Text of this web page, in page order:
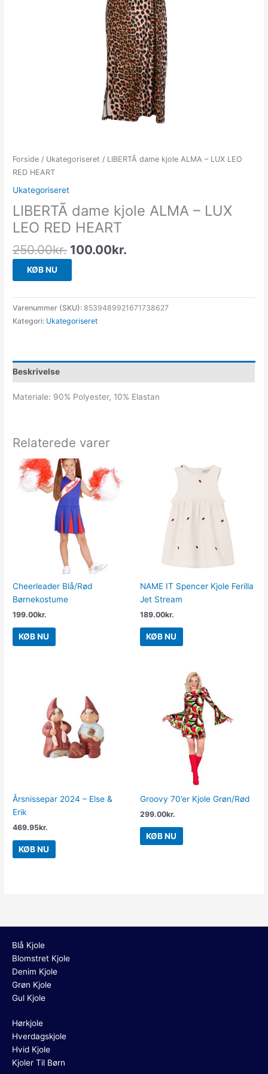
Forside / Ukategoriseret / LIBERTÃ dame kjole ALMA – LUX LEO
RED HEART
Ukategoriseret
LIBERTÃ dame kjole ALMA – LUX
LEO RED HEART
250.00kr. 100.00kr.
KØB NU
Varenummer (SKU):8539489921671738627
Kategori: Ukategoriseret
Beskrivelse
Materiale: 90% Polyester, 10% Elastan
Relaterede varer
Cheerleader Blå/Rød
Børnekostume
199.00kr.
KØB NU
NAME IT Spencer Kjole Ferilla
Jet Stream
189.00kr.
KØB NU
Årsnissepar 2024 – Else &
Erik
469.95kr.
KØB NU
Groovy 70’er Kjole Grøn/Rød
299.00kr.
KØB NU
Blå Kjole
Blomstret Kjole
Denim Kjole
Grøn Kjole
Gul Kjole
Hørkjole
Hverdagskjole
Hvid Kjole
Kjoler Til Børn